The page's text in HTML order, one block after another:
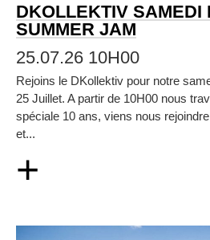
DKOLLEKTIV SAMEDI
SUMMER JAM
25.07.26 10H00
Rejoins le DKollektiv pour notre
25 Juillet. A partir de 10H00 nous
spéciale 10 ans, viens nous
et...
+